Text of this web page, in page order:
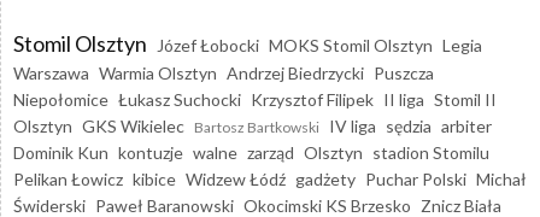
Stomil Olsztyn Józef Łobocki MOKS Stomil Olsztyn Legia
Warszawa Warmia Olsztyn Andrzej Biedrzycki Puszcza
Niepołomice Łukasz Suchocki Krzysztof Filipek II liga Stomil II
Olsztyn GKS Wikielec Bartosz Bartkowski IV liga sędzia arbiter
Dominik Kun kontuzje walne zarząd Olsztyn stadion Stomilu
Pelikan Łowicz kibice Widzew Łódź gadżety Puchar Polski Michał
Świderski Paweł Baranowski Okocimski KS Brzesko Znicz Biała